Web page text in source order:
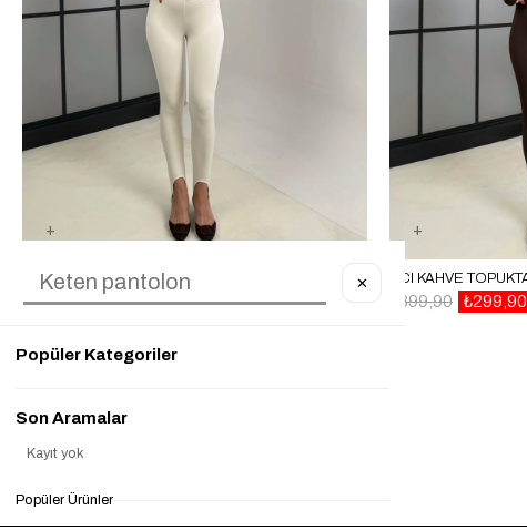
%67
₺299,90
₺899,90 ₺299,90
₺899,90
✕
Popüler Kategoriler
Son Aramalar
Kayıt yok
Popüler Ürünler